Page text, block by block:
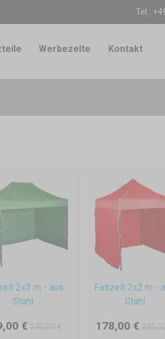
Tel.:
Werbezelte Kontakt
2x3 m - aus
Stahl
€ 270,00 €
Faltzelt 2x2 m -
Stahl
178,00 €